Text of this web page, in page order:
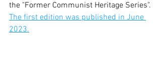
the "Former Communist Heritage Series".
The first edition was published in June
2023.